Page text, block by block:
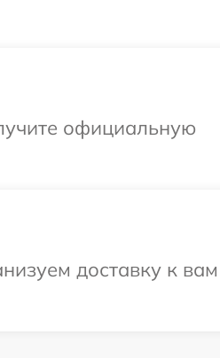
официальную
доставку к вам